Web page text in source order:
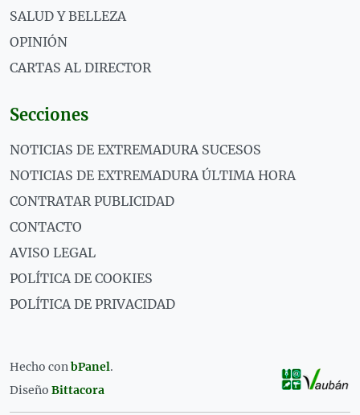
SALUD Y BELLEZA
OPINIÓN
CARTAS AL DIRECTOR
Secciones
NOTICIAS DE EXTREMADURA SUCESOS
NOTICIAS DE EXTREMADURA ÚLTIMA HORA
CONTRATAR PUBLICIDAD
CONTACTO
AVISO LEGAL
POLÍTICA DE COOKIES
POLÍTICA DE PRIVACIDAD
Hecho conbPanel.
Diseño Bittacora